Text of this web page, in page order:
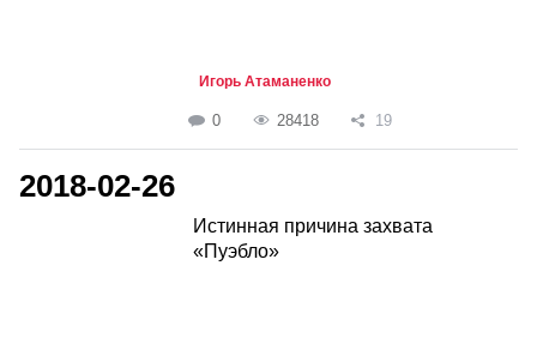
Игорь Атаманенко
0 28418 19
2018-02-26
Истинная причина захвата
«Пуэбло»